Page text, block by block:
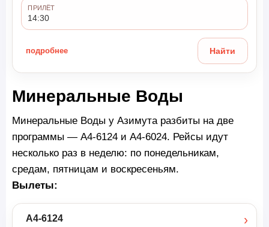
ПРИЛЁТ
14:30
подробнее Найти
Минеральные Воды
Минеральные Воды у Азимута разбиты на две
программы — A4-6124 и A4-6024. Рейсы идут
несколько раз в неделю: по понедельникам,
средам, пятницам и воскресеньям.
Вылеты:
A4-6124 ›